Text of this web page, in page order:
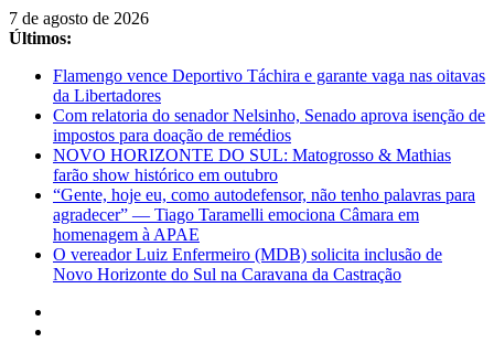
Pular
para
conteúdo
7 de agosto de 2026
Últimos:
Flamengo vence Deportivo Táchira e garante vaga nas oitavas
da Libertadores
Com relatoria do senador Nelsinho, Senado aprova isenção de
impostos para doação de remédios
NOVO HORIZONTE DO SUL: Matogrosso & Mathias
farão show histórico em outubro
“Gente, hoje eu, como autodefensor, não tenho palavras para
agradecer” — Tiago Taramelli emociona Câmara em
homenagem à APAE
O vereador Luiz Enfermeiro (MDB) solicita inclusão de
Novo Horizonte do Sul na Caravana da Castração